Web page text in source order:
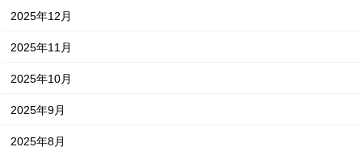
2025年12月
2025年11月
2025年10月
2025年9月
2025年8月